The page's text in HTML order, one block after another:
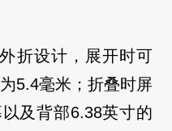
折设计，展开时可
5.4毫米；折叠时屏
及背部6.38英寸的